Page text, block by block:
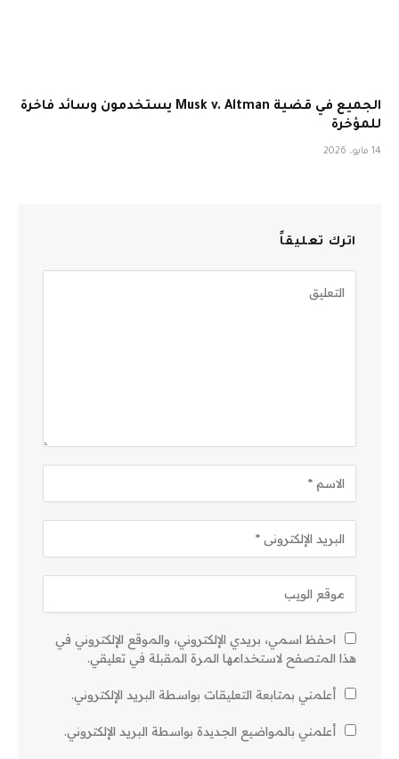
الجميع في قضية Musk v. Altman يستخدمون وسائد فاخرة
للمؤخرة
14 مايو، 2026
اترك تعليقاً
احفظ اسمي، بريدي الإلكتروني، والموقع الإلكتروني في
هذا المتصفح لاستخدامها المرة المقبلة في تعليقي.
أعلمني بمتابعة التعليقات بواسطة البريد الإلكتروني.
أعلمني بالمواضيع الجديدة بواسطة البريد الإلكتروني.